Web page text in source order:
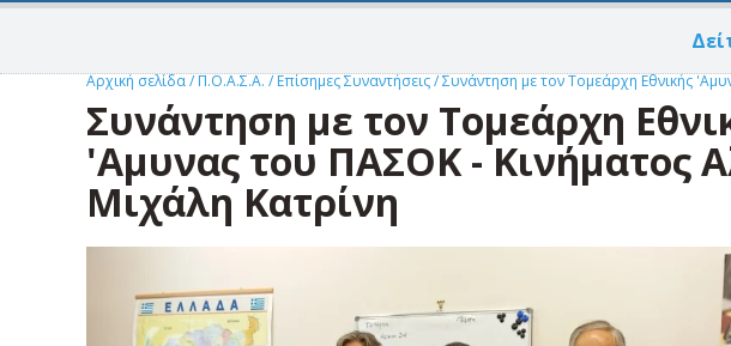
Αρχική σελίδα/Π.Ο.Α.Σ.Α. /Επίσημες Συναντήσεις/Συνάντηση με τον Τομεάρχη Εθνικής
Συνάντηση με τον Τομεάρχη
'Αμυνας του ΠΑΣΟΚ - Κινήματος
Μιχάλη Κατρίνη